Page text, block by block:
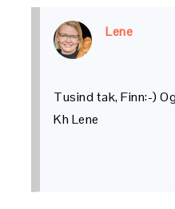
Lene
Tusind tak, Finn:-)
Kh Lene